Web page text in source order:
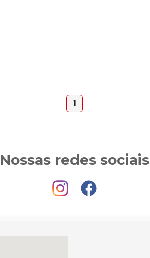
1
Nossas redes sociais